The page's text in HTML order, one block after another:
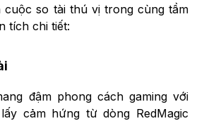
cuộc so tài thú vị trong cùng tầm
tích chi tiết:
đậm phong cách gaming với
cảm hứng từ dòng RedMagic